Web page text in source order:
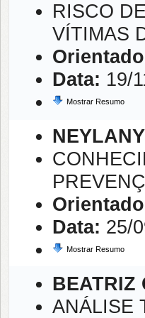
RISCO
VÍTIMAS
Data: 19/
Mostrar Resumo
Data: 25/
Mostrar Resumo
BEATRIZ
ANÁLISE